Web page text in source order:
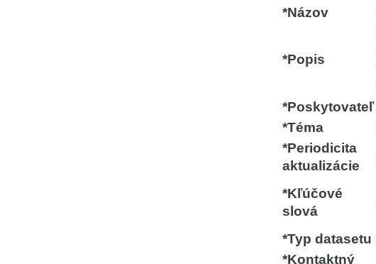
*Názov
*Popis
*Poskytovateľ
*Téma
*Periodicita
aktualizácie
*Kľúčové
slová
*Typ datasetu
*Kontaktný